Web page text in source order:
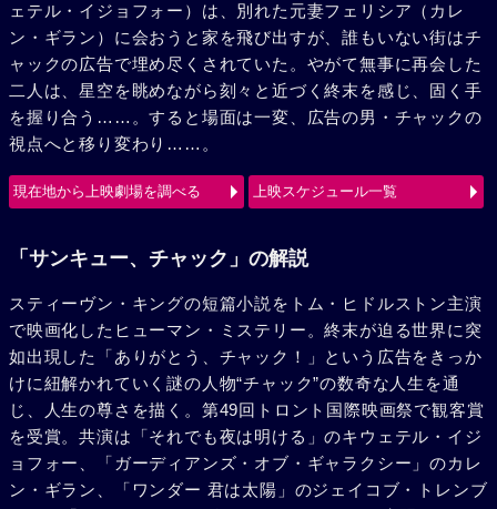
ェテル・イジョフォー）は、別れた元妻フェリシア（カレ
ン・ギラン）に会おうと家を飛び出すが、誰もいない街はチ
ャックの広告で埋め尽くされていた。やがて無事に再会した
二人は、星空を眺めながら刻々と近づく終末を感じ、固く手
を握り合う……。すると場面は一変、広告の男・チャックの
視点へと移り変わり……。
現在地から上映劇場を調べる 上映スケジュール一覧
「サンキュー、チャック」の解説
スティーヴン・キングの短篇小説をトム・ヒドルストン主演
で映画化したヒューマン・ミステリー。終末が迫る世界に突
如出現した「ありがとう、チャック！」という広告をきっか
けに紐解かれていく謎の人物“チャック”の数奇な人生を通
じ、人生の尊さを描く。第49回トロント国際映画祭で観客賞
を受賞。共演は「それでも夜は明ける」のキウェテル・イジ
ョフォー、「ガーディアンズ・オブ・ギャラクシー」のカレ
ン・ギラン、「ワンダー 君は太陽」のジェイコブ・トレンブ